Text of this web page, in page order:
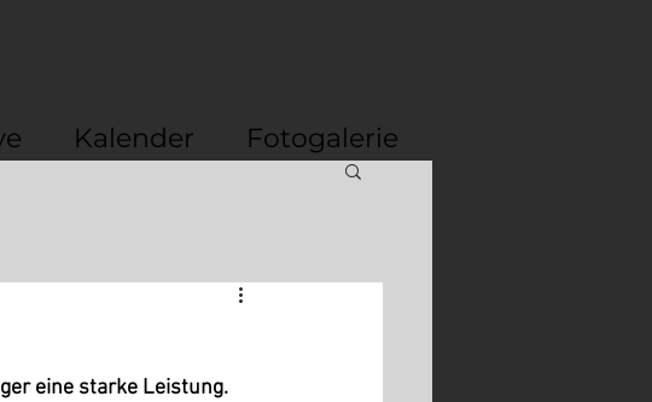
Kalender Fotogalerie
eine starke Leistung.